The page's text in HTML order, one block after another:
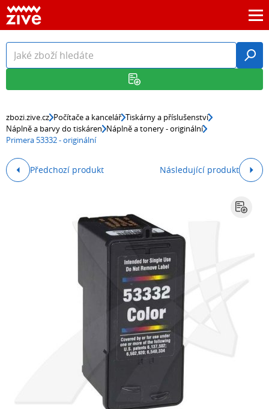
zbozi.zive.cz Počítače a kancelář Tiskárny a příslušenství
Náplně a barvy do tiskáren Náplně a tonery - originální
Primera 53332 - originální
Předchozí produkt Následující produkt